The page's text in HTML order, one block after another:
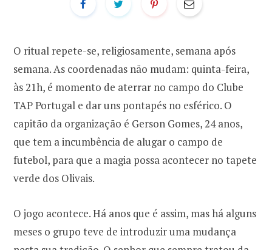
O ritual repete-se, religiosamente, semana após
semana. As coordenadas não mudam: quinta-feira,
às 21h, é momento de aterrar no campo do Clube
TAP Portugal e dar uns pontapés no esférico. O
capitão da organização é Gerson Gomes, 24 anos,
que tem a incumbência de alugar o campo de
futebol, para que a magia possa acontecer no tapete
verde dos Olivais.
O jogo acontece. Há anos que é assim, mas há alguns
meses o grupo teve de introduzir uma mudança